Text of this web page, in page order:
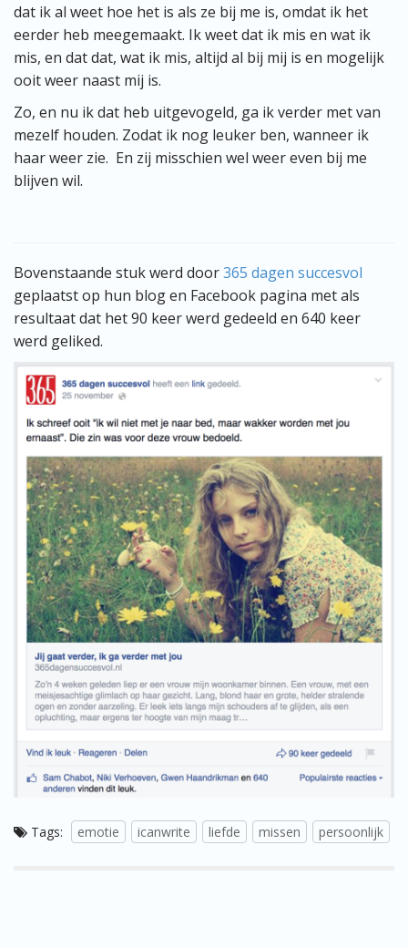
dat ik al weet hoe het is als ze bij me is, omdat ik het
eerder heb meegemaakt. Ik weet dat ik mis en wat ik
mis, en dat dat, wat ik mis, altijd al bij mij is en mogelijk
ooit weer naast mij is.
Zo, en nu ik dat heb uitgevogeld, ga ik verder met van
mezelf houden. Zodat ik nog leuker ben, wanneer ik
haar weer zie. En zij misschien wel weer even bij me
blijven wil.
Bovenstaande stuk werd door365 dagen succesvol
geplaatst op hun blog en Facebook pagina met als
resultaat dat het 90 keer werd gedeeld en 640 keer
werd geliked.
Tags: emotie icanwrite liefde missen persoonlijk